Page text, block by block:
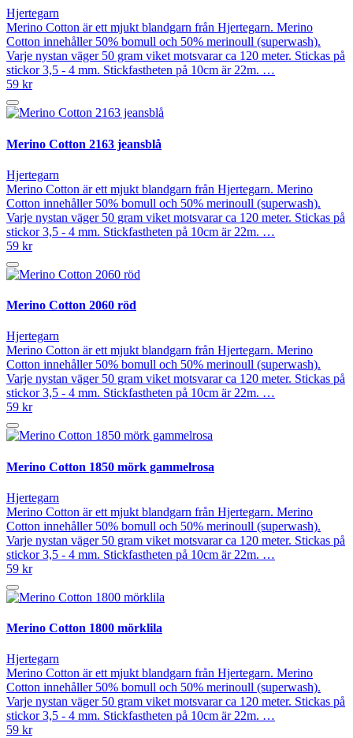
Hjertegarn
Merino Cotton är ett mjukt blandgarn från Hjertegarn. Merino
Cotton innehåller 50% bomull och 50% merinoull (superwash).
Varje nystan väger 50 gram viket motsvarar ca 120 meter. Stickas på
stickor 3,5 - 4 mm. Stickfastheten på 10cm är 22m. …
59 kr
Merino Cotton 2163 jeansblå
Hjertegarn
Merino Cotton är ett mjukt blandgarn från Hjertegarn. Merino
Cotton innehåller 50% bomull och 50% merinoull (superwash).
Varje nystan väger 50 gram viket motsvarar ca 120 meter. Stickas på
stickor 3,5 - 4 mm. Stickfastheten på 10cm är 22m. …
59 kr
Merino Cotton 2060 röd
Hjertegarn
Merino Cotton är ett mjukt blandgarn från Hjertegarn. Merino
Cotton innehåller 50% bomull och 50% merinoull (superwash).
Varje nystan väger 50 gram viket motsvarar ca 120 meter. Stickas på
stickor 3,5 - 4 mm. Stickfastheten på 10cm är 22m. …
59 kr
Merino Cotton 1850 mörk gammelrosa
Hjertegarn
Merino Cotton är ett mjukt blandgarn från Hjertegarn. Merino
Cotton innehåller 50% bomull och 50% merinoull (superwash).
Varje nystan väger 50 gram viket motsvarar ca 120 meter. Stickas på
stickor 3,5 - 4 mm. Stickfastheten på 10cm är 22m. …
59 kr
Merino Cotton 1800 mörklila
Hjertegarn
Merino Cotton är ett mjukt blandgarn från Hjertegarn. Merino
Cotton innehåller 50% bomull och 50% merinoull (superwash).
Varje nystan väger 50 gram viket motsvarar ca 120 meter. Stickas på
stickor 3,5 - 4 mm. Stickfastheten på 10cm är 22m. …
59 kr